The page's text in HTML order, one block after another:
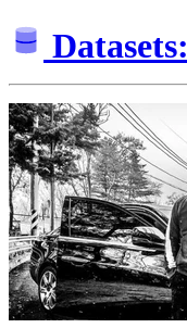
Datasets: